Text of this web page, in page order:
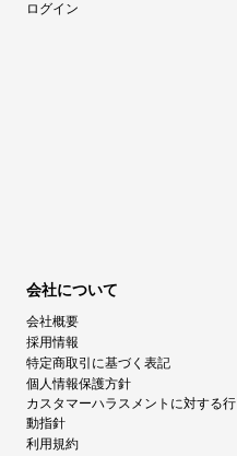
ログイン
会社について
会社概要
採用情報
特定商取引に基づく表記
個人情報保護方針
カスタマーハラスメントに対する行
動指針
利用規約